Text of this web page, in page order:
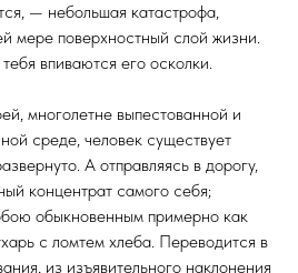
— небольшая катастрофа,
мере поверхностный слой жизни.
впиваются его осколки.
многолетне выпестованной и
среде, человек существует
А отправляясь в дорогу,
концентрат самого себя;
обыкновенным примерно как
с ломтем хлеба. Переводится в
из изъявительного наклонения